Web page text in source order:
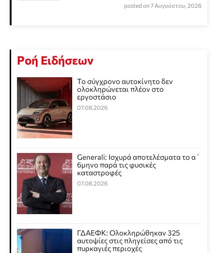
posted on 7 Αυγούστου, 2026
Ροή Ειδήσεων
Το σύγχρονο αυτοκίνητο δεν
ολοκληρώνεται πλέον στο
εργοστάσιο
07.08.2026
Generali: Ισχυρά αποτελέσματα το α΄
6μηνο παρά τις φυσικές
καταστροφές
07.08.2026
ΓΔΑΕΦΚ: Ολοκληρώθηκαν 325
αυτοψίες στις πληγείσες από τις
πυρκαγιές περιοχές